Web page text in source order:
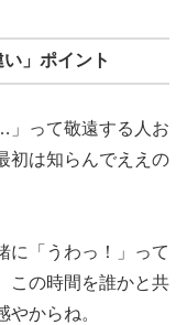
」ポイント
」って敬遠する人お
初は知らんでええの
に「うわっ！」って
この時間を誰かと共
からね。